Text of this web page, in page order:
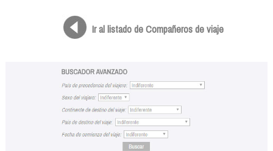
Ir al listado de Compañeros de viaje